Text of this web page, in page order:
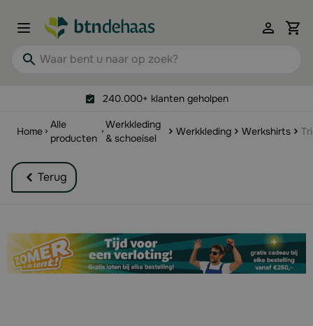
Waar bent u naar op zoek?
240.000+ klanten geholpen
Home
Alle
producten
Werkkleding
& schoeisel
Werkkleding Werkshirts
Terug